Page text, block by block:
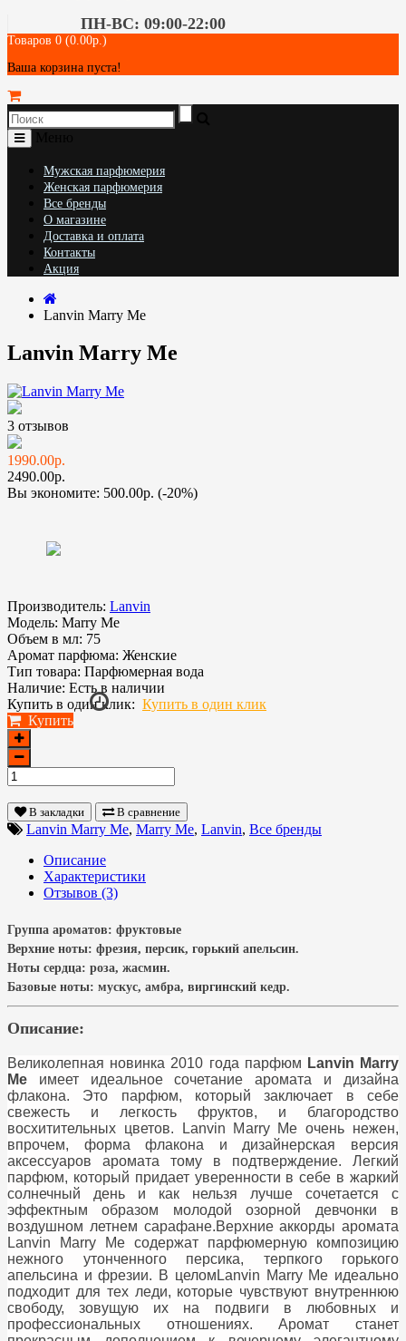
ПН-ВС: 09:00-22:00
Товаров 0 (0.00р.)
Ваша корзина пуста!
Мужская парфюмерия
Женская парфюмерия
Все бренды
О магазине
Доставка и оплата
Контакты
Акция
Lanvin Marry Me
Lanvin Marry Me
3 отзывов
1990.00р.
2490.00р.
Вы экономите: 500.00р. (-20%)
Производитель: Lanvin
Модель: Marry Me
Объем в мл: 75
Аромат парфюма: Женские
Тип товара: Парфюмерная вода
Наличие: Есть в наличии
Купить в один клик: Купить в один клик
Купить
В закладки В сравнение
Lanvin Marry Me, Marry Me, Lanvin, Все бренды
Описание
Характеристики
Отзывов (3)
Группа ароматов: фруктовые
Верхние ноты: фрезия, персик, горький апельсин.
Ноты сердца: роза, жасмин.
Базовые ноты: мускус, амбра, виргинский кедр.
Описание:
Великолепная новинка 2010 года парфюм Lanvin Marry
Me имеет идеальное сочетание аромата и дизайна
флакона. Это парфюм, который заключает в себе
свежесть и легкость фруктов, и благородство
восхитительных цветов. Lanvin Marry Me очень нежен,
впрочем, форма флакона и дизайнерская версия
аксессуаров аромата тому в подтверждение. Легкий
парфюм, который придает уверенности в себе в жаркий
солнечный день и как нельзя лучше сочетается с
эффектным образом молодой озорной девчонки в
воздушном летнем сарафане.Верхние аккорды аромата
Lanvin Marry Me содержат парфюмерную композицию
нежного утонченного персика, терпкого горького
апельсина и фрезии. В целомLanvin Marry Me идеально
подходит для тех леди, которые чувствуют внутреннюю
свободу, зовущую их на подвиги в любовных и
профессиональных отношениях. Аромат станет